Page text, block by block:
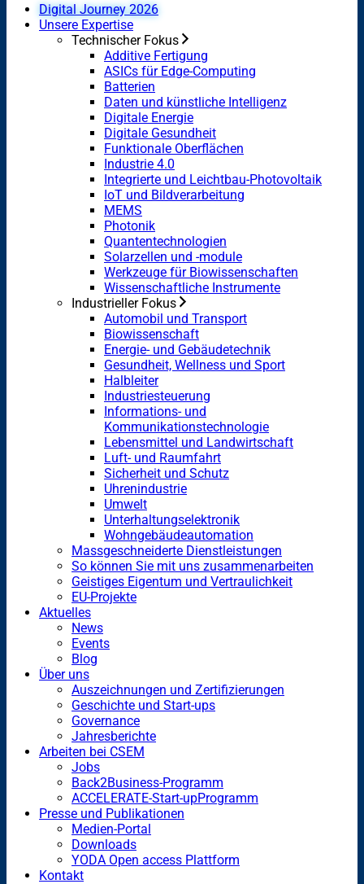
Digital Journey 2026
Unsere Expertise
Technischer Fokus
Additive Fertigung
ASICs für Edge-Computing
Batterien
Daten und künstliche Intelligenz
Digitale Energie
Digitale Gesundheit
Funktionale Oberflächen
Industrie 4.0
Integrierte und Leichtbau-Photovoltaik
IoT und Bildverarbeitung
MEMS
Photonik
Quantentechnologien
Solarzellen und -module
Werkzeuge für Biowissenschaften
Wissenschaftliche Instrumente
Industrieller Fokus
Automobil und Transport
Biowissenschaft
Energie- und Gebäudetechnik
Gesundheit, Wellness und Sport
Halbleiter
Industriesteuerung
Informations- und
Kommunikationstechnologie
Lebensmittel und Landwirtschaft
Luft- und Raumfahrt
Sicherheit und Schutz
Uhrenindustrie
Umwelt
Unterhaltungselektronik
Wohngebäudeautomation
Massgeschneiderte Dienstleistungen
So können Sie mit uns zusammenarbeiten
Geistiges Eigentum und Vertraulichkeit
EU-Projekte
Aktuelles
News
Events
Blog
Über uns
Auszeichnungen und Zertifizierungen
Geschichte und Start-ups
Governance
Jahresberichte
Arbeiten bei CSEM
Jobs
Back2Business-Programm
ACCELERATE-Start-upProgramm
Presse und Publikationen
Medien-Portal
Downloads
YODA Open access Plattform
Kontakt